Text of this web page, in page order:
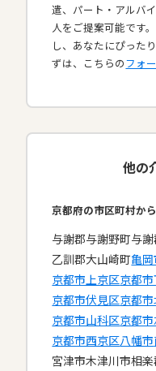
遣、パート・アルバ
人をご提案可能です
し、あなたにぴった
ずは、こちらのフォ
他の
京都府の市区町村か
与謝郡与謝野町与
乙訓郡大山崎町亀岡
京都市上京区京都
京都市伏見区京都
京都市山科区京都
京都市西京区八幡市
宮津市木津川市相